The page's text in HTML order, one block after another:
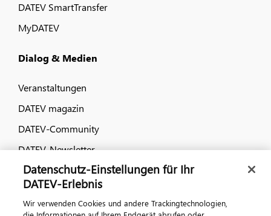
DATEV SmartTransfer
MyDATEV
Dialog & Medien
Veranstaltungen
DATEV magazin
DATEV-Community
DATEV-Newsletter
Kontaktieren Sie uns
Datenschutz-Einstellungen für Ihr
DATEV-Erlebnis
Wir verwenden Cookies und andere Trackingtechnologien,